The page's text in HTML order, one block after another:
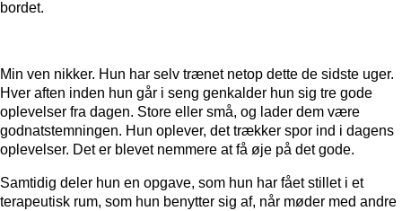
bordet.
Min ven nikker. Hun har selv trænet netop dette de sidste uger.
Hver aften inden hun går i seng genkalder hun sig tre gode
oplevelser fra dagen. Store eller små, og lader dem være
godnatstemningen. Hun oplever, det trækker spor ind i dagens
oplevelser. Det er blevet nemmere at få øje på det gode.
Samtidig deler hun en opgave, som hun har fået stillet i et
terapeutisk rum, som hun benytter sig af, når møder med andre